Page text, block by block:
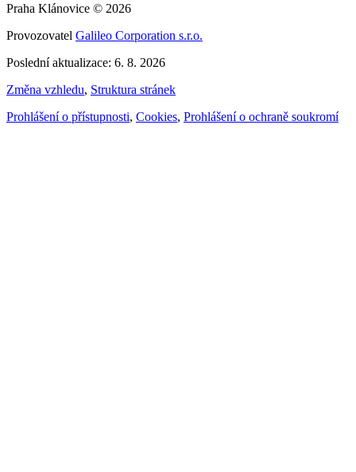
Praha Klánovice © 2026
Provozovatel Galileo Corporation s.r.o.
Poslední aktualizace: 6. 8. 2026
Změna vzhledu, Struktura stránek
Prohlášení o přístupnosti, Cookies, Prohlášení o ochraně soukromí